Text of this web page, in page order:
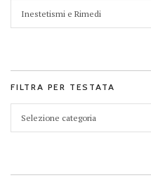
FILTRA PER TESTATA